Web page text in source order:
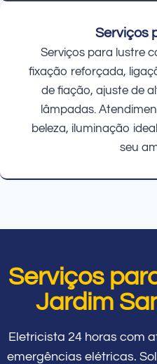
Serviços
Serviços para lustre
fixação reforçada,
de fiação, ajuste de
lâmpadas.
beleza, iluminação
seu
Serviços
Jardim
Eletricista 24 horas com
emergências elétricas.